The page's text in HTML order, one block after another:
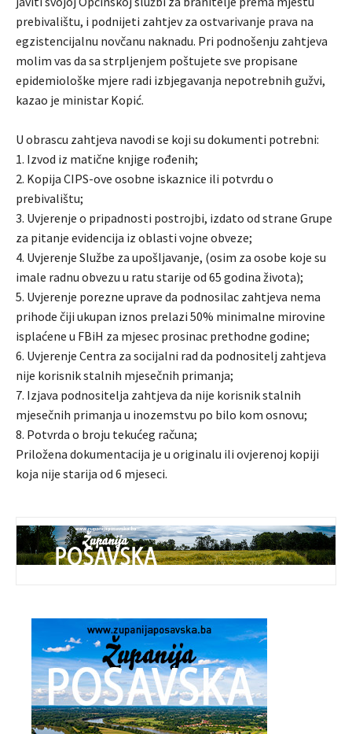
prebivalištu, i podnijeti zahtjev za ostvarivanje prava na
egzistencijalnu novčanu naknadu. Pri podnošenju zahtjeva
molim vas da sa strpljenjem poštujete sve propisane
epidemiološke mjere radi izbjegavanja nepotrebnih gužvi,
kazao je ministar Kopić.
U obrascu zahtjeva navodi se koji su dokumenti potrebni:
1. Izvod iz matične knjige rođenih;
2. Kopija CIPS-ove osobne iskaznice ili potvrdu o
prebivalištu;
3. Uvjerenje o pripadnosti postrojbi, izdato od strane Grupe
za pitanje evidencija iz oblasti vojne obveze;
4. Uvjerenje Službe za upošljavanje, (osim za osobe koje su
imale radnu obvezu u ratu starije od 65 godina života);
5. Uvjerenje porezne uprave da podnosilac zahtjeva nema
prihode čiji ukupan iznos prelazi 50% minimalne mirovine
isplaćene u FBiH za mjesec prosinac prethodne godine;
6. Uvjerenje Centra za socijalni rad da podnositelj zahtjeva
nije korisnik stalnih mjesečnih primanja;
7. Izjava podnositelja zahtjeva da nije korisnik stalnih
mjesečnih primanja u inozemstvu po bilo kom osnovu;
8. Potvrda o broju tekućeg računa;
Priložena dokumentacija je u originalu ili ovjerenoj kopiji
koja nije starija od 6 mjeseci.